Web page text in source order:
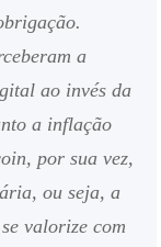
a
ao invés da
a inflação
por sua vez,
ou seja, a
valorize com